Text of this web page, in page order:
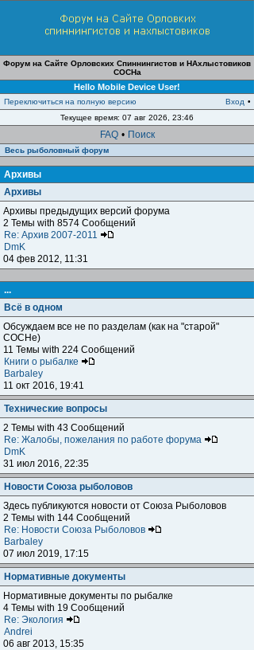
Форум на Сайте Орловских Спиннингистов и НАхлыстовиков
СОСНа
Hello Mobile Device User!
Переключиться на полную версию Вход •
Текущее время: 07 авг 2026, 23:46
FAQ • Поиск
Весь рыболовный форум
Архивы
Архивы
Архивы предыдущих версий форума
2 Темы with 8574 Сообщений
Re: Архив 2007-2011
DmK
04 фев 2012, 11:31
...
Всё в одном
Обсуждаем все не по разделам (как на "старой"
СОСНе)
11 Темы with 224 Сообщений
Книги о рыбалке
Barbaley
11 окт 2016, 19:41
Технические вопросы
2 Темы with 43 Сообщений
Re: Жалобы, пожелания по работе форума
DmK
31 июл 2016, 22:35
Новости Союза рыболовов
Здесь публикуются новости от Союза Рыболовов
2 Темы with 144 Сообщений
Re: Новости Союза Рыболовов
Barbaley
07 июл 2019, 17:15
Нормативные документы
Нормативные документы по рыбалке
4 Темы with 19 Сообщений
Re: Экология
Andrei
06 авг 2013, 15:35